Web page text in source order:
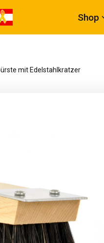
Shop
mit Edelstahlkratzer